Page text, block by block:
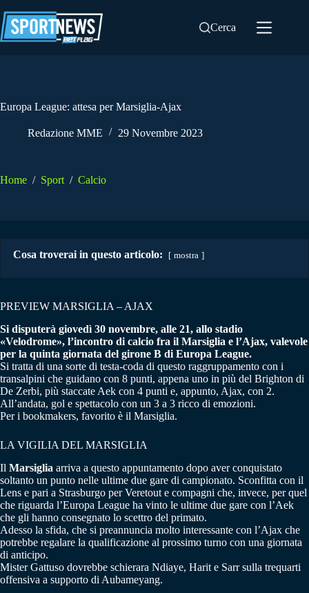
al
contenuto
Cerca
Europa League: attesa per Marsiglia-Ajax
Redazione MME 29 Novembre 2023
Home / Sport / Calcio
Cosa troverai in questo articolo: mostra
PREVIEW MARSIGLIA – AJAX
Si disputerà giovedì 30 novembre, alle 21, allo stadio
«Velodrome», l’incontro di calcio fra il Marsiglia e l’Ajax, valevole
per la quinta giornata del girone B di Europa League.
Si tratta di una sorte di testa-coda di questo raggruppamento con i
transalpini che guidano con 8 punti, appena uno in più del Brighton di
De Zerbi, più staccate Aek con 4 punti e, appunto, Ajax, con 2.
All’andata, gol e spettacolo con un 3 a 3 ricco di emozioni.
Per i bookmakers, favorito è il Marsiglia.
LA VIGILIA DEL MARSIGLIA
Il Marsiglia arriva a questo appuntamento dopo aver conquistato
soltanto un punto nelle ultime due gare di campionato. Sconfitta con il
Lens e pari a Strasburgo per Veretout e compagni che, invece, per quel
che riguarda l’Europa League ha vinto le ultime due gare con l’Aek
che gli hanno consegnato lo scettro del primato.
Adesso la sfida, che si preannuncia molto interessante con l’Ajax che
potrebbe regalare la qualificazione al prossimo turno con una giornata
di anticipo.
Mister Gattuso dovrebbe schierara Ndiaye, Harit e Sarr sulla trequarti
offensiva a supporto di Aubameyang.